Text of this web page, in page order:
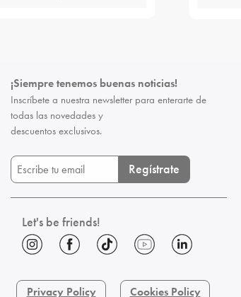
¡Siempre tenemos buenas noticias!
Inscríbete a nuestra newsletter para enterarte de
todas las novedades y
descuentos exclusivos.
Regístrate
Let's be friends!
Privacy Policy Cookies Policy